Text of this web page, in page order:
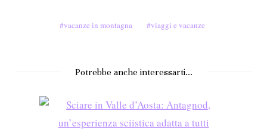
vacanze in montagna viaggi e vacanze
Potrebbe anche interessarti...